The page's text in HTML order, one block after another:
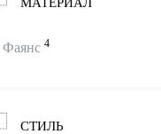
Фаянс 4
СТИЛЬ